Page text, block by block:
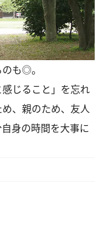
も◎。
じること」を忘れ
、親のため、友人
身の時間を大事に